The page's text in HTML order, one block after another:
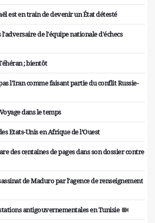
est en train de devenir un État détesté
de l'équipe nationale d'échecs
; bientôt
l'Iran comme faisant partie du conflit Russie-
dans le temps
Etats-Unis en Afrique de l’Ouest
des centaines de pages dans son dossier contre
de Maduro par l’agence de renseignement
antigouvernementales en Tunisie